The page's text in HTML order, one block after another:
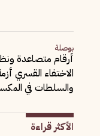
بوصلة
أرقام متصاعدة
الاختفاء القسري
والسلطات في
الأكثر قراءة